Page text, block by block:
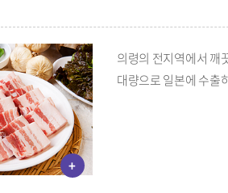
+
의령의 전지역에서 깨
대량으로 일본에 수출